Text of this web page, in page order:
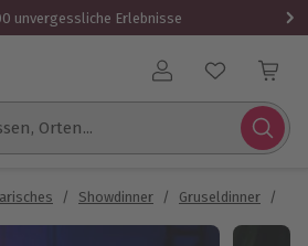
unvergessliche Erlebnisse
Benutzerkonto
Orten...
/ Showdinner / Gruseldinner /